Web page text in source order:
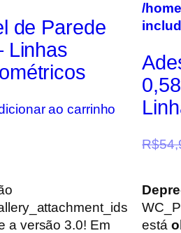
de Parede
Linhas
ao carrinho
/
R$
a versão 3.0! Em
está